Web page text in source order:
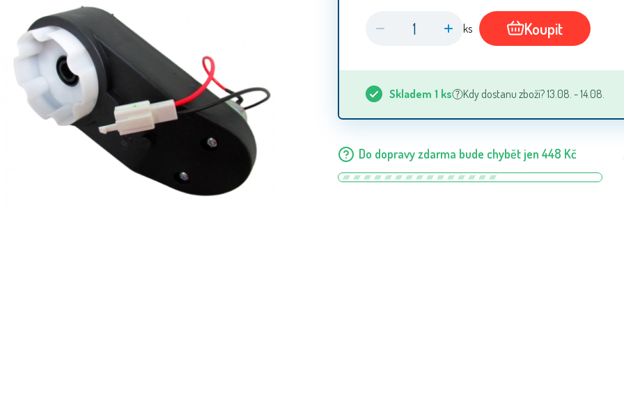
ks Koupit
Skladem 1 ks Kdy dostanu zboží? 13.08. - 14.08.
Do dopravy zdarma bude chybět jen 448 Kč